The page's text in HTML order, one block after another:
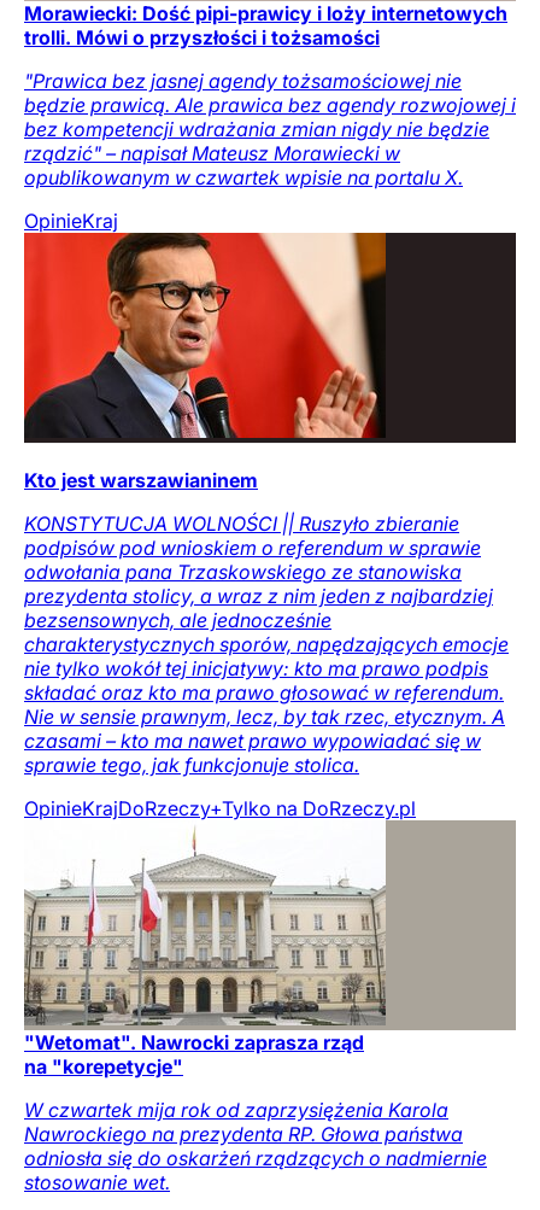
Morawiecki: Dość pipi-prawicy i loży internetowych
trolli. Mówi o przyszłości i tożsamości
"Prawica bez jasnej agendy tożsamościowej nie
będzie prawicą. Ale prawica bez agendy rozwojowej i
bez kompetencji wdrażania zmian nigdy nie będzie
rządzić" – napisał Mateusz Morawiecki w
opublikowanym w czwartek wpisie na portalu X.
OpinieKraj
Kto jest warszawianinem
KONSTYTUCJA WOLNOŚCI || Ruszyło zbieranie
podpisów pod wnioskiem o referendum w sprawie
odwołania pana Trzaskowskiego ze stanowiska
prezydenta stolicy, a wraz z nim jeden z najbardziej
bezsensownych, ale jednocześnie
charakterystycznych sporów, napędzających emocje
nie tylko wokół tej inicjatywy: kto ma prawo podpis
składać oraz kto ma prawo głosować w referendum.
Nie w sensie prawnym, lecz, by tak rzec, etycznym. A
czasami – kto ma nawet prawo wypowiadać się w
sprawie tego, jak funkcjonuje stolica.
OpinieKrajDoRzeczy+Tylko na DoRzeczy.pl
"Wetomat". Nawrocki zaprasza rząd
na "korepetycje"
W czwartek mija rok od zaprzysiężenia Karola
Nawrockiego na prezydenta RP. Głowa państwa
odniosła się do oskarżeń rządzących o nadmiernie
stosowanie wet.